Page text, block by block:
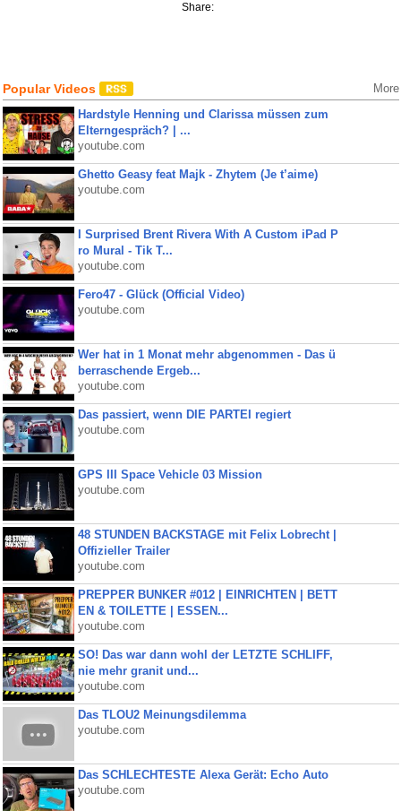
Share:
Popular Videos More
Hardstyle Henning und Clarissa müssen zum
Elterngespräch? | ...
youtube.com
Ghetto Geasy feat Majk - Zhytem (Je t’aime)
youtube.com
I Surprised Brent Rivera With A Custom iPad P
ro Mural - Tik T...
youtube.com
Fero47 - Glück (Official Video)
youtube.com
Wer hat in 1 Monat mehr abgenommen - Das ü
berraschende Ergeb...
youtube.com
Das passiert, wenn DIE PARTEI regiert
youtube.com
GPS III Space Vehicle 03 Mission
youtube.com
48 STUNDEN BACKSTAGE mit Felix Lobrecht |
Offizieller Trailer
youtube.com
PREPPER BUNKER #012 | EINRICHTEN | BETT
EN & TOILETTE | ESSEN...
youtube.com
SO! Das war dann wohl der LETZTE SCHLIFF,
nie mehr granit und...
youtube.com
Das TLOU2 Meinungsdilemma
youtube.com
Das SCHLECHTESTE Alexa Gerät: Echo Auto
youtube.com